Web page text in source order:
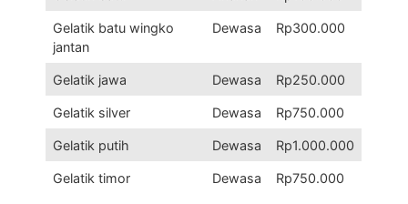
Gelatik batu wingko
jantan
Dewasa Rp300.000
Gelatik jawa Dewasa Rp250.000
Gelatik silver Dewasa Rp750.000
Gelatik putih Dewasa Rp1.000.000
Gelatik timor Dewasa Rp750.000